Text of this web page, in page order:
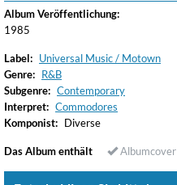
Album Veröffentlichung:
1985
Label: Universal Music / Motown
Genre: R&B
Subgenre: Contemporary
Interpret: Commodores
Komponist: Diverse
Das Album enthält Albumcover